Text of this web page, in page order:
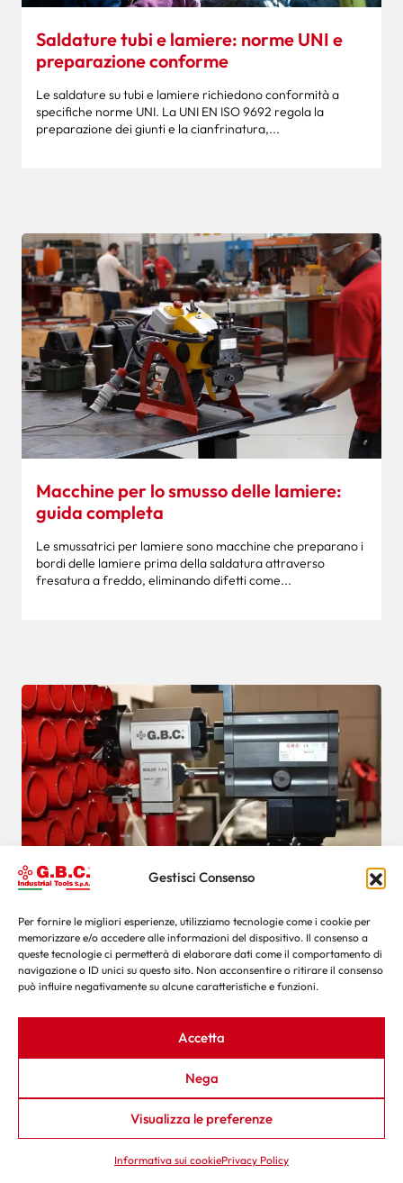
Gestisci Consenso
Per fornire le migliori esperienze, utilizziamo tecnologie come i cookie per
memorizzare e/o accedere alle informazioni del dispositivo. Il consenso a
queste tecnologie ci permetterà di elaborare dati come il comportamento di
navigazione o ID unici su questo sito. Non acconsentire o ritirare il consenso
può influire negativamente su alcune caratteristiche e funzioni.
Accetta
Nega
Visualizza le preferenze
Informativa sui cookiePrivacy Policy
Saldature tubi e lamiere: norme UNI e
preparazione conforme
Le saldature su tubi e lamiere richiedono conformità a
specifiche norme UNI. La UNI EN ISO 9692 regola la
preparazione dei giunti e la cianfrinatura,...
Macchine per lo smusso delle lamiere:
guida completa
Le smussatrici per lamiere sono macchine che preparano i
bordi delle lamiere prima della saldatura attraverso
fresatura a freddo, eliminando difetti come...
Macchine per il taglio e lo smusso di tubi:
guida completa
Le macchine per il taglio e lo smusso dei tubi eseguono due
operazioni essenziali di preparazione delle estremità: il
taglio, che seziona il tubo alla...